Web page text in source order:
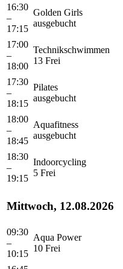
16:30
–
17:15
Golden Girls
ausgebucht
17:00
–
18:00
Technikschwimmen
13 Frei
17:30
–
18:15
Pilates
ausgebucht
18:00
–
18:45
Aquafitness
ausgebucht
18:30
–
19:15
Indoorcycling
5 Frei
Mittwoch, 12.08.2026
09:30
–
10:15
Aqua Power
10 Frei